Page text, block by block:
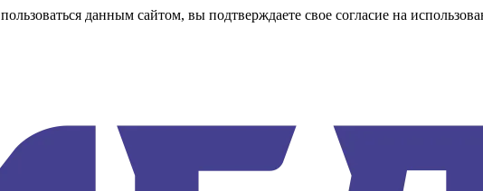
данным сайтом, вы подтверждаете свое согласие на